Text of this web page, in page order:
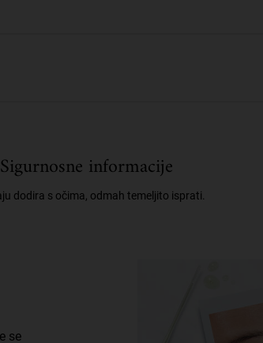
Sigurnosne informacije
dodira s očima, odmah temeljito isprati.
se